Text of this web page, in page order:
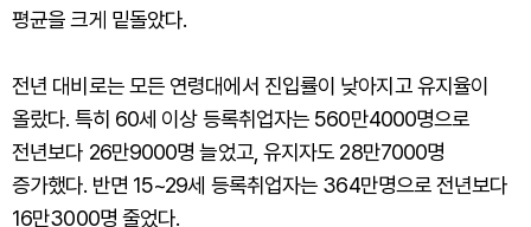
평균을 크게 밑돌았다.
전년 대비로는 모든 연령대에서 진입률이 낮아지고 유지율이
올랐다. 특히 60세 이상 등록취업자는 560만4000명으로
전년보다 26만9000명 늘었고, 유지자도 28만7000명
증가했다. 반면 15~29세 등록취업자는 364만명으로 전년보다
16만3000명 줄었다.